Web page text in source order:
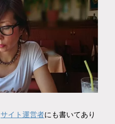
サイト運営者にも書いてあり